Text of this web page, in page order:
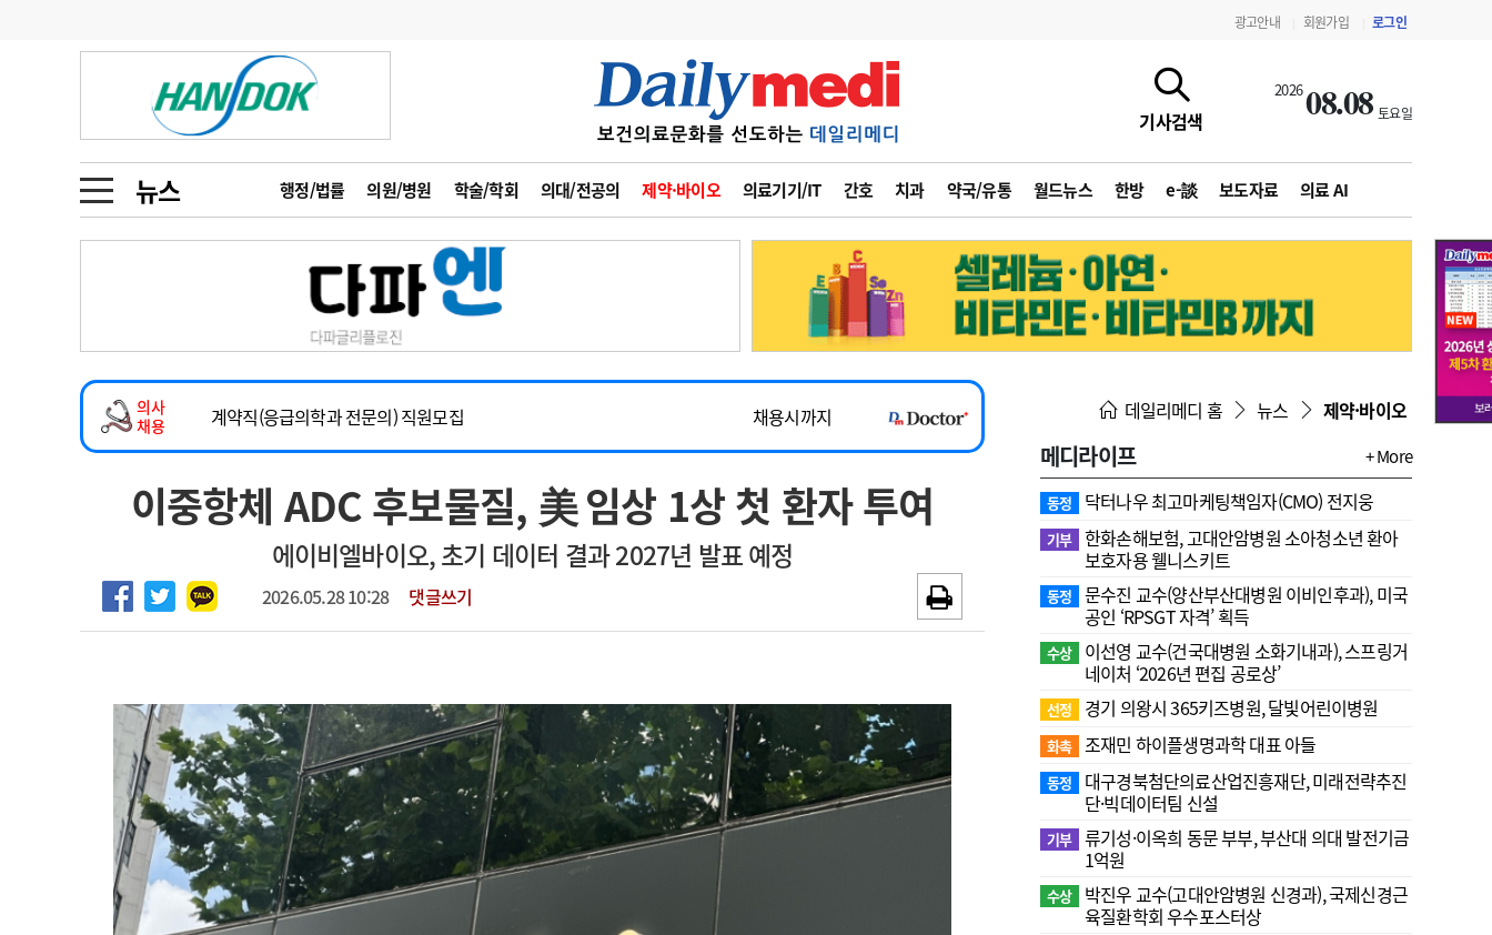
광고안내 회원가입 로그인
기사검색
202608.08 토요일
뉴스 행정/법률 의원/병원 학술/학회 의대/전공의 제약·바이오 의료기기/IT 간호 치과 약국/유통 월드뉴스 한방 e-談 보도자료 의료 AI
금주의 검색어
1
의사인력 수급 추계
2
성분명 처방
3
AI의료
4
전공의 모집 결과
6
관리급여 실시
지필공 지원책
수련환경 개선
의과대학 입시
인사 사고
오피니언 수첩
인물 초대석 피플
동영상뉴스
포토뉴스
메디 Hospital 지역병원 중소병원
인포메이션 행정처분 판례 정책/통계 공시 지침·기준·평가 약제급여 심사 결과
고객센터 회사소개 법적고지 광고안내
의사
채용
2026년 하반기 인턴 모집
~2026-08-31
마취통증의학과 임기제 임상의사 채용
채용시까지
계약직(응급의학과 전문의) 직원모집
채용시까지
하반기 전공의(레지던트1년차) 모집
~2026-08-15
2026년 하반기 인턴 모집
~2026-08-31
마취통증의학과 임기제 임상의사 채용
채용시까지
이중항체 ADC 후보물질, 美 임상 1상 첫 환자 투여
에이비엘바이오, 초기 데이터 결과 2027년 발표 예정
2026.05.28 10:28 댓글쓰기
데일리메디 홈 뉴스 제약·바이오
메디라이프 + More
동정 닥터나우 최고마케팅책임자(CMO) 전지웅
기부 한화손해보험, 고대안암병원 소아청소년 환아
보호자용 웰니스키트
동정
문수진 교수( 양산부산대병원 이비인후과), 미국
공인 ‘RPSGT 자격’ 획득
수상
이선영 교수(건국대병원 소화기내과), 스프링거
네이처 ‘2026년 편집 공로상’
선정 경기 의왕시 365키즈병원, 달빛어린이병원
화촉 조재민 하이플생명과학 대표 아들
동정
대구경북첨단의료산업진흥재단, 미래전략추진
단·빅데이터팀 신설
기부 류기성·이옥희 동문 부부, 부산대 의대 발전기금
1억원
수상
박진우 교수(고대안암병원 신경과), 국제신경근
육질환학회 우수포스터상